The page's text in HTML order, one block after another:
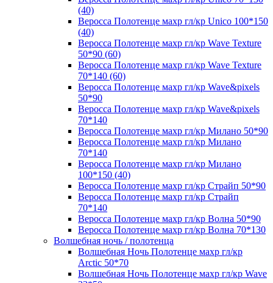
(40)
Веросса Полотенце махр гл/кр Unico 100*150
(40)
Веросса Полотенце махр гл/кр Wave Texture
50*90 (60)
Веросса Полотенце махр гл/кр Wave Texture
70*140 (60)
Веросса Полотенце махр гл/кр Wave&pixels
50*90
Веросса Полотенце махр гл/кр Wave&pixels
70*140
Веросса Полотенце махр гл/кр Милано 50*90
Веросса Полотенце махр гл/кр Милано
70*140
Веросса Полотенце махр гл/кр Милано
100*150 (40)
Веросса Полотенце махр гл/кр Страйп 50*90
Веросса Полотенце махр гл/кр Страйп
70*140
Веросса Полотенце махр гл/кр Волна 50*90
Веросса Полотенце махр гл/кр Волна 70*130
Волшебная ночь / полотенца
Волшебная Ночь Полотенце махр гл/кр
Arctic 50*70
Волшебная Ночь Полотенце махр гл/кр Wave